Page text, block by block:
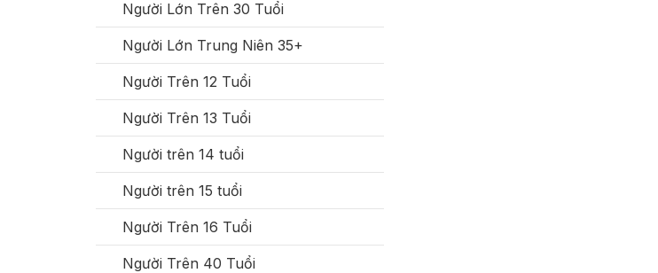
Người Lớn Trên 30 Tuổi
Người Lớn Trung Niên 35+
Người Trên 12 Tuổi
Người Trên 13 Tuổi
Người trên 14 tuổi
Người trên 15 tuổi
Người Trên 16 Tuổi
Người Trên 40 Tuổi